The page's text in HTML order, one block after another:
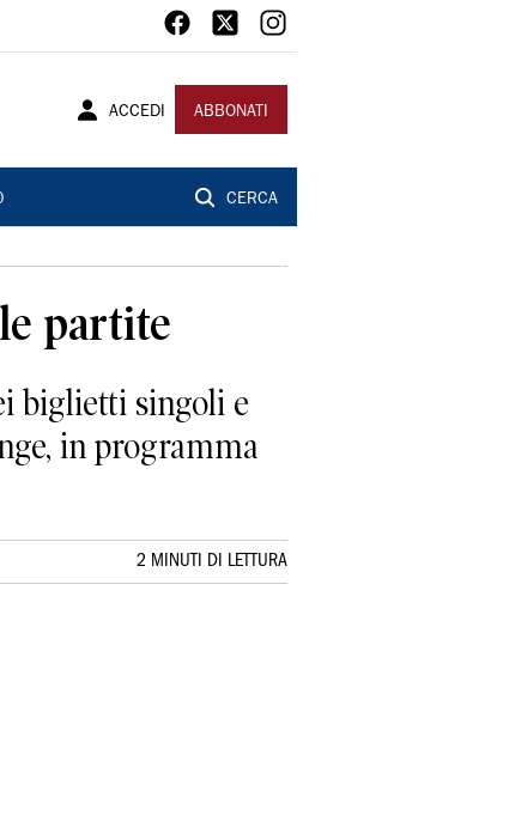
ACCEDI ABBONATI
CERCA
partite
biglietti singoli e
in programma
2 MINUTI DI LETTURA